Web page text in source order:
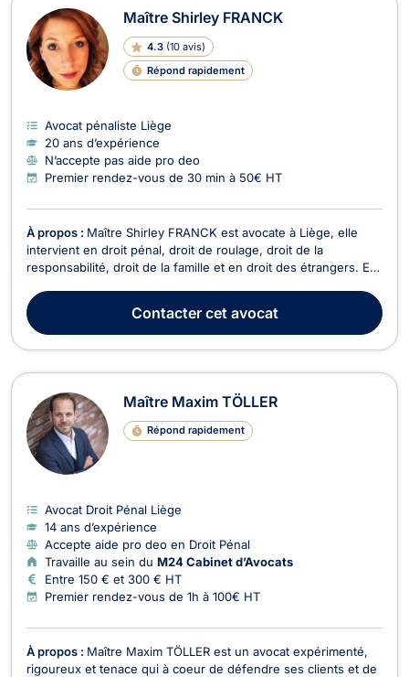
Maître Shirley FRANCK
4.3 (10 avis)
Répond rapidement
Avocat pénaliste Liège
20 ans d’expérience
N’accepte pas aide pro deo
Premier rendez-vous de 30 min à 50€ HT
À propos : Maître Shirley FRANCK est avocate à Liège, elle
intervient en droit pénal, droit de roulage, droit de la
responsabilité, droit de la famille et en droit des étrangers. En
de contravention, de délits, de crimes commis dans le but de
faire valoir vos droits devant le...
Contactercet avocat
Maître Maxim TÖLLER
Répond rapidement
Avocat Droit Pénal Liège
14 ans d’expérience
Accepte aide pro deo en Droit Pénal
Travaille au sein du M24 Cabinet d’Avocats
Entre 150 € et 300 € HT
Premier rendez-vous de 1h à 100€ HT
À propos : Maître Maxim TÖLLER est un avocat expérimenté,
rigoureux et tenace qui à coeur de défendre ses clients et de